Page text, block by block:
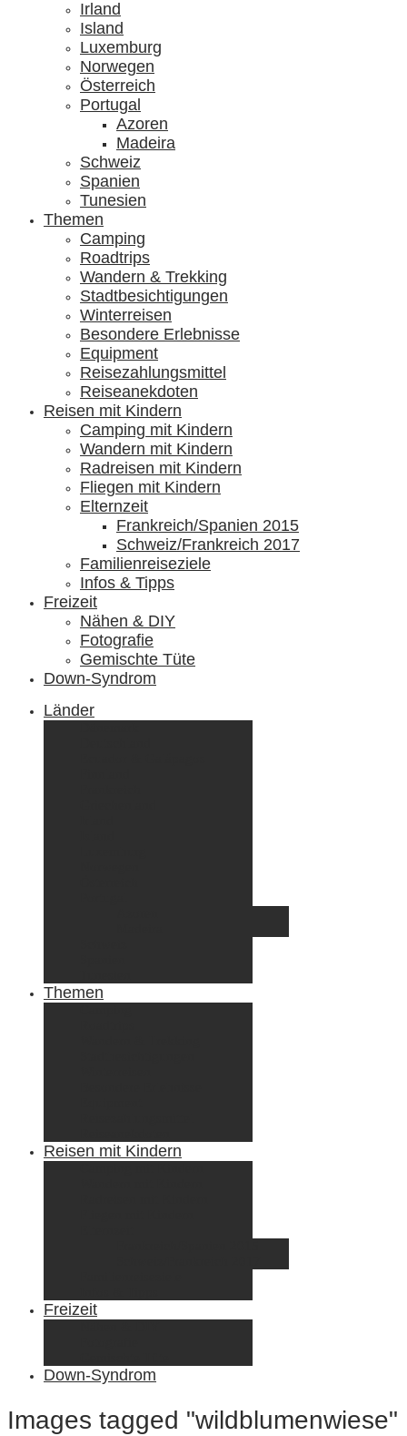
Irland
Island
Luxemburg
Norwegen
Österreich
Portugal
Azoren
Madeira
Schweiz
Spanien
Tunesien
Themen
Camping
Roadtrips
Wandern & Trekking
Stadtbesichtigungen
Winterreisen
Besondere Erlebnisse
Equipment
Reisezahlungsmittel
Reiseanekdoten
Reisen mit Kindern
Camping mit Kindern
Wandern mit Kindern
Radreisen mit Kindern
Fliegen mit Kindern
Elternzeit
Frankreich/Spanien 2015
Schweiz/Frankreich 2017
Familienreiseziele
Infos & Tipps
Freizeit
Nähen & DIY
Fotografie
Gemischte Tüte
Down-Syndrom
Länder
Themen
Reisen mit Kindern
Freizeit
Down-Syndrom
Images tagged "wildblumenwiese"